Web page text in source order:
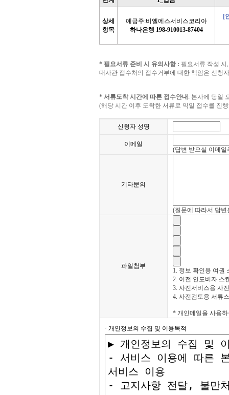
상세
항목
예금주:비엘에스서비스코리아
하나은행 198-910013-87404
[
* 필요서류 준비 시 유의사항 : 필요서류 작성
대사관 접수처의 접수거부에 대한 책임은 신청
* 서류도착 시간에 따른 접수안내 : 본사에 당일
(해당 시간 이후 도착한 서류로 익일 접수를 진
신청자 성명
이메일
(답변 받으실 이메
기타문의
(질문에 따라서 답
파일첨부
1. 정보 확인용 여권
2. 이전 인도비자 스
3. 사진서비스용 사
4. 사전검토용 서류
* 개인메일을 사용하
· 개인정보의 수집 및 이용목적